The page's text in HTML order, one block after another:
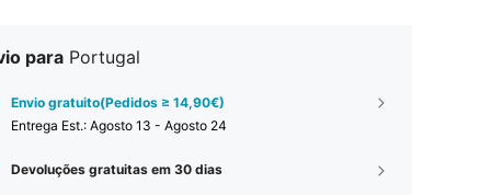
para Portugal
Envio gratuito(Pedidos ≥ 14,90€)
Entrega Est.: Agosto 13 - Agosto 24
Devoluções gratuitas em 30 dias